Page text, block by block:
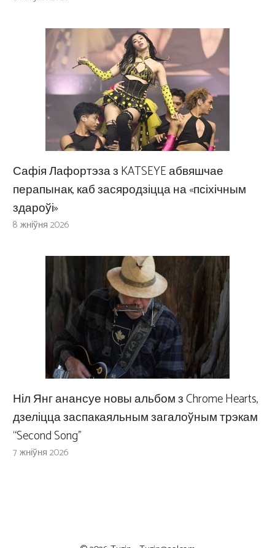
Сафія Лафортэза з KATSEYE абвяшчае
перапынак, каб засяродзіцца на «псіхічным
здароўі»
8 жніўня 2026
Ніл Янг анансуе новы альбом з Chrome Hearts,
дзеліцца заспакаяльным загалоўным трэкам
“Second Song”
7 жніўня 2026